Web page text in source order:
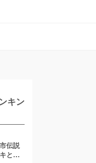
キン
伝説
とメ